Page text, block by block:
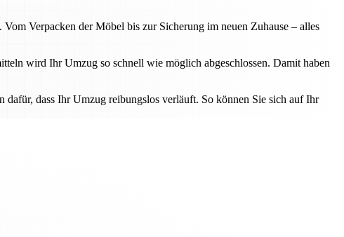
Verpacken der Möbel bis zur Sicherung im neuen Zuhause – alles
wird Ihr Umzug so schnell wie möglich abgeschlossen. Damit haben
dass Ihr Umzug reibungslos verläuft. So können Sie sich auf Ihr